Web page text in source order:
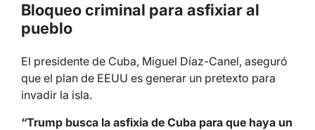
Bloqueo criminal para asfixiar al
pueblo
El presidente de Cuba, Miguel Díaz-Canel, aseguró
que el plan de EEUU es generar un pretexto para
invadir la isla.
“Trump busca la asfixia de Cuba para que haya un